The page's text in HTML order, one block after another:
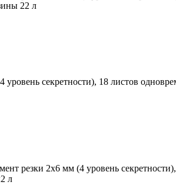
22 л
уровень секретности), 18 листов
резки 2х6 мм (4 уровень
л